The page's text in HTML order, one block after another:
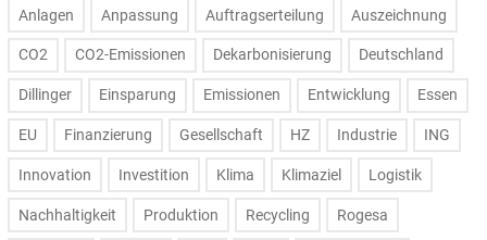
Anlagen Anpassung Auftragserteilung Auszeichnung
CO2 CO2-Emissionen Dekarbonisierung Deutschland
Dillinger Einsparung Emissionen Entwicklung Essen
EU Finanzierung Gesellschaft HZ Industrie ING
Innovation Investition Klima Klimaziel Logistik
Nachhaltigkeit Produktion Recycling Rogesa